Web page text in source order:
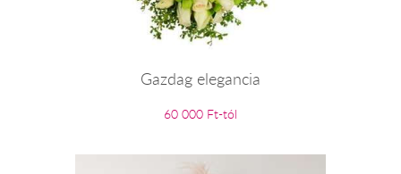
Gazdag elegancia
60 000 Ft-tól